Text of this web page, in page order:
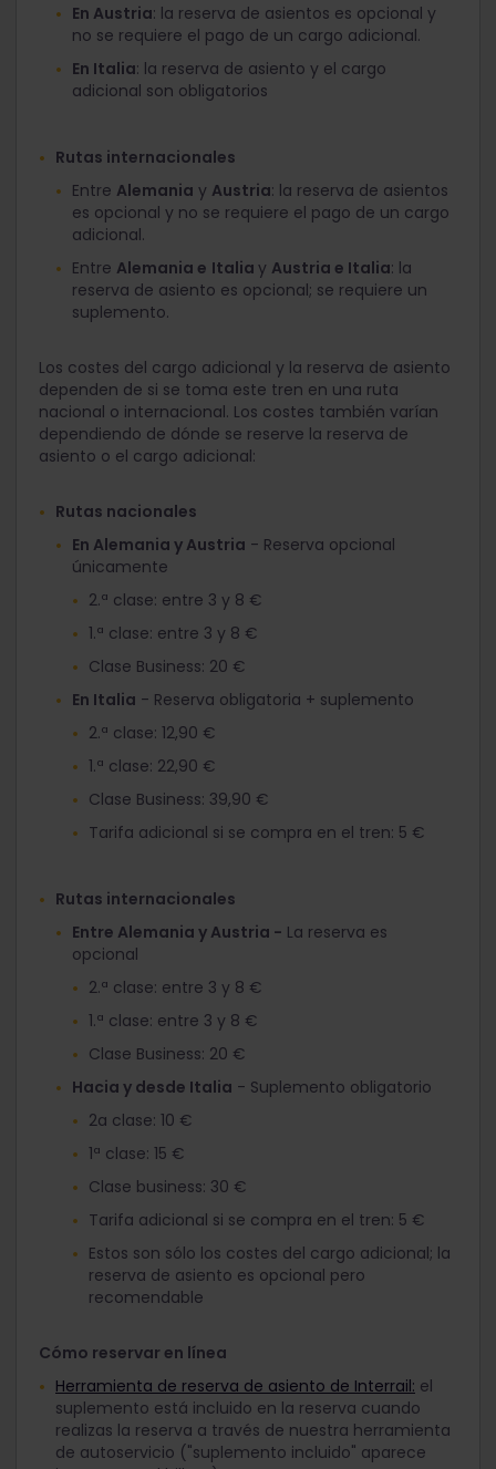
En Austria: la reserva de asientos es opcional y
no se requiere el pago de un cargo adicional.
En Italia: la reserva de asiento y el cargo
adicional son obligatorios
Rutas internacionales
Entre Alemania y Austria: la reserva de asientos
es opcional y no se requiere el pago de un cargo
adicional.
Entre Alemania e Italia y Austria e Italia: la
reserva de asiento es opcional; se requiere un
suplemento.
Los costes del cargo adicional y la reserva de asiento
dependen de si se toma este tren en una ruta
nacional o internacional. Los costes también varían
dependiendo de dónde se reserve la reserva de
asiento o el cargo adicional:
Rutas nacionales
En Alemania y Austria - Reserva opcional
únicamente
2.ª clase: entre 3 y 8 €
1.ª clase: entre 3 y 8 €
Clase Business: 20 €
En Italia - Reserva obligatoria + suplemento
2.ª clase: 12,90 €
1.ª clase: 22,90 €
Clase Business: 39,90 €
Tarifa adicional si se compra en el tren: 5 €
Rutas internacionales
Entre Alemania y Austria - La reserva es
opcional
2.ª clase: entre 3 y 8 €
1.ª clase: entre 3 y 8 €
Clase Business: 20 €
Hacia y desde Italia - Suplemento obligatorio
2a clase: 10 €
1ª clase: 15 €
Clase business: 30 €
Tarifa adicional si se compra en el tren: 5 €
Estos son sólo los costes del cargo adicional; la
reserva de asiento es opcional pero
recomendable
Cómo reservar en línea
Herramienta de reserva de asiento de Interrail: el
suplemento está incluido en la reserva cuando
realizas la reserva a través de nuestra herramienta
de autoservicio ("suplemento incluido" aparece